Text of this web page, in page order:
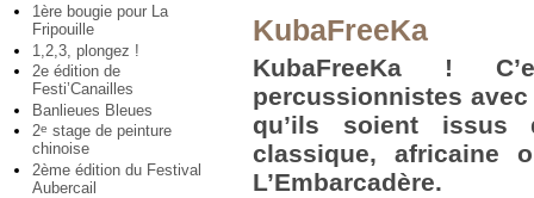
1ère bougie pour La
Fripouille
1,2,3, plongez !
2e édition de
Festi’Canailles
Banlieues Bleues
2e stage de peinture
chinoise
2ème édition du Festival
Aubercail
KubaFreeKa
KubaFreeKa !
percussionnistes
qu’ils soient issus
classique, africaine
L’Embarcadère.